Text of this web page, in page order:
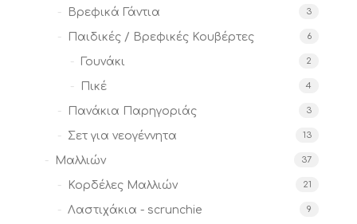
Βρεφικά Γάντια 3
Παιδικές / Βρεφικές Κουβέρτες 6
Γουνάκι 2
Πικέ 4
Πανάκια Παρηγοριάς 3
Σετ για νεογέννητα 13
Μαλλιών 37
Κορδέλες Μαλλιών 21
Λαστιχάκια - scrunchie 9